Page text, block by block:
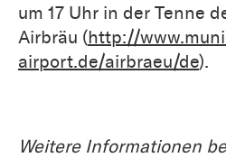
um 17 Uhr in der Tenne
Airbräu (http://
airport.de/airbraeu/de).
Weitere Informationen